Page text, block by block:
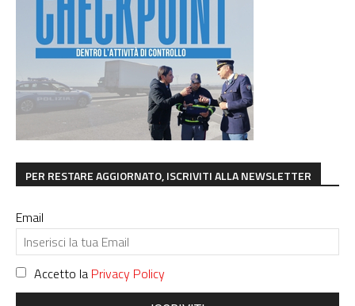
PER RESTARE AGGIORNATO, ISCRIVITI ALLA NEWSLETTER
Email
Accetto la Privacy Policy